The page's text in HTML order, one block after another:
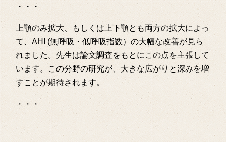
・・・
上顎のみ拡大、もしくは上下顎とも両方の拡大によっ
て、AHI (無呼吸・低呼吸指数）の大幅な改善が見ら
れました。先生は論文調査をもとにこの点を主張して
います。この分野の研究が、大きな広がりと深みを増
すことが期待されます。
・・・